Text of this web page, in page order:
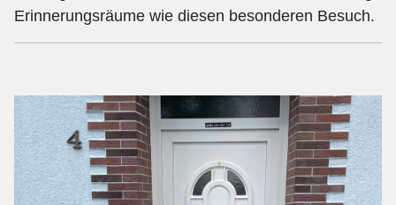
Erinnerungsräume wie diesen besonderen Besuch.